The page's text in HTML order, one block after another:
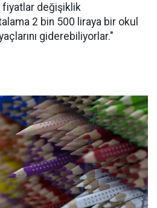
fiyatlar değişiklik
2 bin 500 liraya bir okul
giderebiliyorlar."